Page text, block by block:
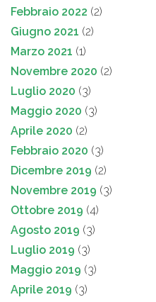
Febbraio 2022 (2)
Giugno 2021 (2)
Marzo 2021 (1)
Novembre 2020 (2)
Luglio 2020 (3)
Maggio 2020 (3)
Aprile 2020 (2)
Febbraio 2020 (3)
Dicembre 2019 (2)
Novembre 2019 (3)
Ottobre 2019 (4)
Agosto 2019 (3)
Luglio 2019 (3)
Maggio 2019 (3)
Aprile 2019 (3)